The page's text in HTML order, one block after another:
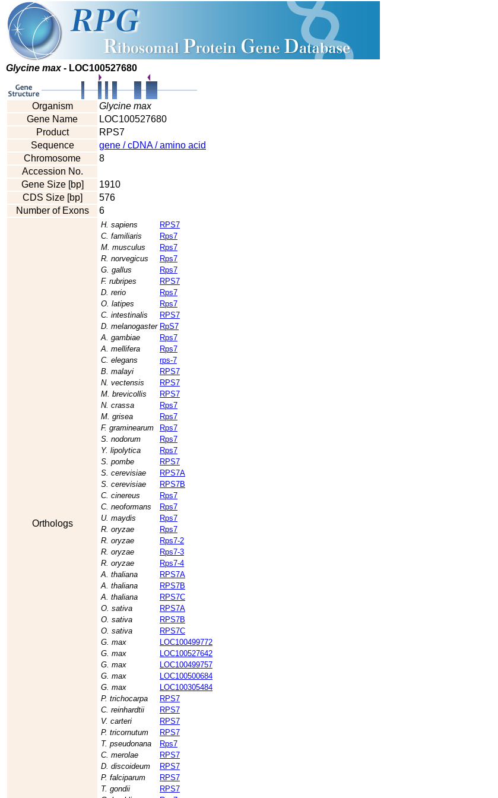
Glycine max- LOC100527680
Organism
Glycine max
Gene Name
LOC100527680
Product
RPS7
Sequence
gene / cDNA / amino acid
Chromosome
8
Accession No.
Gene Size [bp]
1910
CDS Size [bp]
576
Number of Exons
6
Orthologs
H. sapiens
RPS7
C. familiaris
Rps7
M. musculus
Rps7
R. norvegicus
Rps7
G. gallus
Rps7
F. rubripes
RPS7
D. rerio
Rps7
O. latipes
Rps7
C. intestinalis
RPS7
D. melanogaster RpS7
A. gambiae
Rps7
A. mellifera
Rps7
C. elegans
rps-7
B. malayi
RPS7
N. vectensis
RPS7
M. brevicollis
RPS7
N. crassa
Rps7
M. grisea
Rps7
F. graminearum
Rps7
S. nodorum
Rps7
Y. lipolytica
Rps7
S. pombe
RPS7
S. cerevisiae
RPS7A
S. cerevisiae
RPS7B
C. cinereus
Rps7
C. neoformans
Rps7
U. maydis
Rps7
R. oryzae
Rps7
R. oryzae
Rps7-2
R. oryzae
Rps7-3
R. oryzae
Rps7-4
A. thaliana
RPS7A
A. thaliana
RPS7B
A. thaliana
RPS7C
O. sativa
RPS7A
O. sativa
RPS7B
O. sativa
RPS7C
G. max
LOC100499772
G. max
LOC100527642
G. max
LOC100499757
G. max
LOC100500684
G. max
LOC100305484
P. trichocarpa
RPS7
C. reinhardtii
RPS7
V. carteri
RPS7
P. tricornutum
RPS7
T. pseudonana
Rps7
C. merolae
RPS7
D. discoideum
RPS7
P. falciparum
RPS7
T. gondii
RPS7